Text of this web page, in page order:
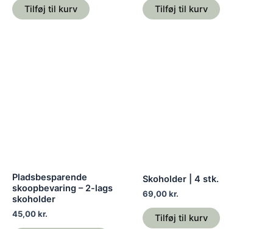
Tilføj til kurv Tilføj til kurv
Pladsbesparende
skoopbevaring – 2-lags
skoholder
45,00kr.
varesiden
Skoholder | 4 stk.
69,00kr.
Tilføj til kurv